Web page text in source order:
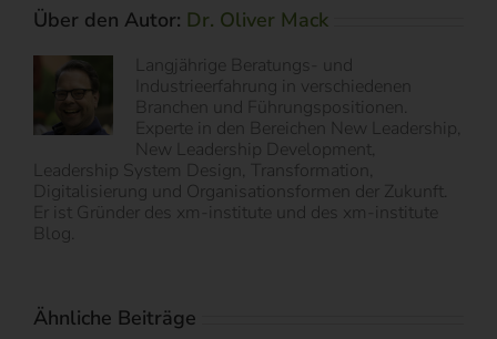
Über den Autor: Dr. Oliver Mack
Langjährige Beratungs- und
Industrieerfahrung in verschiedenen
Branchen und Führungspositionen.
Experte in den Bereichen New Leadership,
New Leadership Development,
Leadership System Design, Transformation,
Digitalisierung und Organisationsformen der Zukunft.
Er ist Gründer des xm-institute und des xm-institute
Blog.
Ähnliche Beiträge